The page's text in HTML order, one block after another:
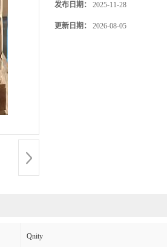
发布日期： 2025-11-28
更新日期： 2026-08-05
Qnity